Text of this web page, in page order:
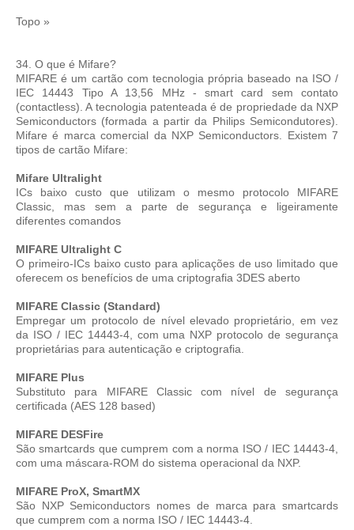
Topo »
34. O que é Mifare?
MIFARE é um cartão com tecnologia própria baseado na ISO /
IEC 14443 Tipo A 13,56 MHz - smart card sem contato
(contactless). A tecnologia patenteada é de propriedade da NXP
Semiconductors (formada a partir da Philips Semicondutores).
Mifare é marca comercial da NXP Semiconductors. Existem 7
tipos de cartão Mifare:
Mifare Ultralight
ICs baixo custo que utilizam o mesmo protocolo MIFARE
Classic, mas sem a parte de segurança e ligeiramente
diferentes comandos
MIFARE Ultralight C
O primeiro-ICs baixo custo para aplicações de uso limitado que
oferecem os benefícios de uma criptografia 3DES aberto
MIFARE Classic (Standard)
Empregar um protocolo de nível elevado proprietário, em vez
da ISO / IEC 14443-4, com uma NXP protocolo de segurança
proprietárias para autenticação e criptografia.
MIFARE Plus
Substituto para MIFARE Classic com nível de segurança
certificada (AES 128 based)
MIFARE DESFire
São smartcards que cumprem com a norma ISO / IEC 14443-4,
com uma máscara-ROM do sistema operacional da NXP.
MIFARE ProX, SmartMX
São NXP Semiconductors nomes de marca para smartcards
que cumprem com a norma ISO / IEC 14443-4.